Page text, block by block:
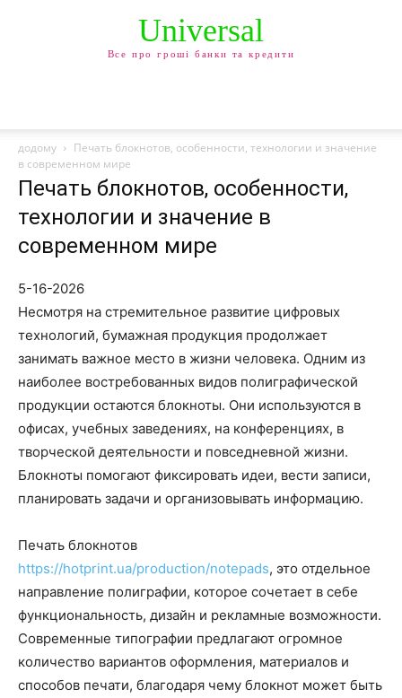
Universal
Все про гроші банки та кредити
додому
Печать блокнотов, особенности, технологии и значение
в современном мире
Печать блокнотов, особенности,
технологии и значение в
современном мире
5-16-2026
Несмотря на стремительное развитие цифровых
технологий, бумажная продукция продолжает
занимать важное место в жизни человека. Одним из
наиболее востребованных видов полиграфической
продукции остаются блокноты. Они используются в
офисах, учебных заведениях, на конференциях, в
творческой деятельности и повседневной жизни.
Блокноты помогают фиксировать идеи, вести записи,
планировать задачи и организовывать информацию.
Печать блокнотов
https://hotprint.ua/production/notepads, это отдельное
направление полиграфии, которое сочетает в себе
функциональность, дизайн и рекламные возможности.
Современные типографии предлагают огромное
количество вариантов оформления, материалов и
способов печати, благодаря чему блокнот может быть